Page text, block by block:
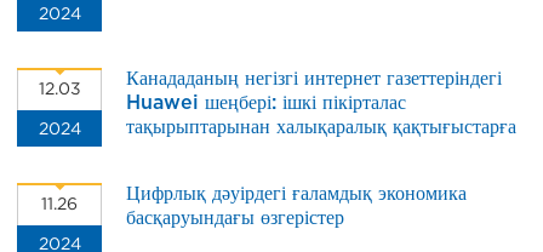
2024
12.03
2024
Канададаның негізгі интернет газеттеріндегі
Huawei шеңбері: ішкі пікірталас
тақырыптарынан халықаралық қақтығыстарға
11.26
2024
Цифрлық дәуірдегі ғаламдық экономика
басқаруындағы өзгерістер